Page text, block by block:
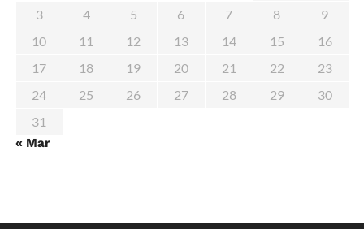
3
4 5 6 7 8
9
10
11 12 13 14 15
16
17
18 19 20 21 22
23
24
25 26 27 28 29
30
31
« Mar